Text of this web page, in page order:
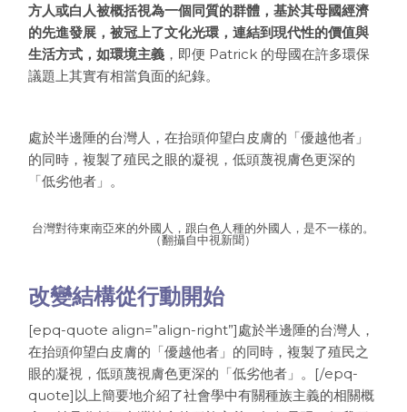
方人或白人被概括視為一個同質的群體，基於其母國經濟
的先進發展，被冠上了文化光環，連結到現代性的價值與
生活方式，如環境主義 ，即便 Patrick 的母國在許多環保
議題上其實有相當負面的紀錄。
處於半邊陲的台灣人，在抬頭仰望白皮膚的「優越他者」
的同時，複製了殖民之眼的凝視，低頭蔑視膚色更深的
「低劣他者」。
台灣對待東南亞來的外國人，跟白色人種的外國人，是不一樣的。
（翻攝自中視新聞）
改變結構從行動開始
[epq-quote align=”align-right”]處於半邊陲的台灣人，
在抬頭仰望白皮膚的「優越他者」的同時，複製了殖民之
眼的凝視，低頭蔑視膚色更深的「低劣他者」。[/epq-
quote]以上簡要地介紹了社會學中有關種族主義的相關概